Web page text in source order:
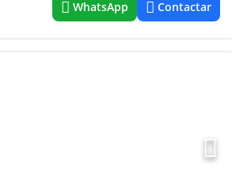
WhatsApp Contactar